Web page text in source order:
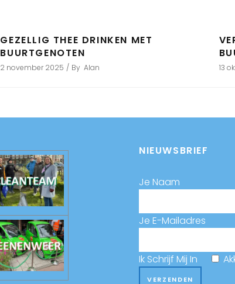
GEZELLIG THEE DRINKEN MET
BUURTGENOTEN
2 november 2025 By Alan 13
NIEUWSBRIEF
Je Naam
Je E-Mailadres
Ik Schrijf Mij In